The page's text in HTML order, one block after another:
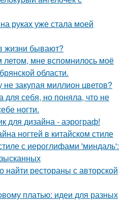
руках уже стала моей
жизни бывают?
летом, мне вспомнилось моё
области.
не закупая миллион цветов?
себя, но поняла, что не
ногти.
для дизайна - аэрограф!
ногтей в китайском стиле
с иероглифами 'миндаль':
рестораны с авторской
платью: идеи для разных